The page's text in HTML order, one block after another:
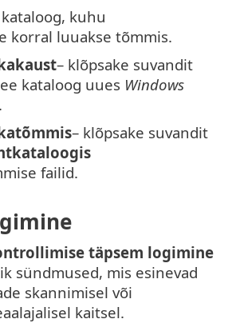
kuhu
korral luuakse tõmmis.
– klõpsake suvandit
kataloog uues Windows
– klõpsake suvandit
failid.
täpsem logimine
sündmused, mis esinevad
skannimisel või
kaitsel.